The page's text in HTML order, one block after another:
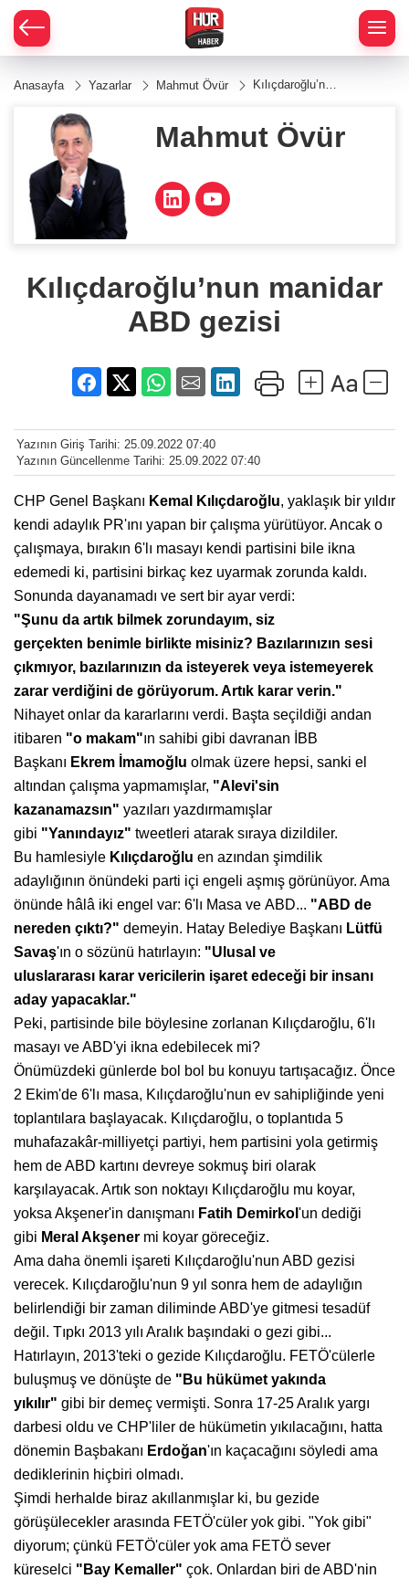
Anasayfa Yazarlar Mahmut Övür
Kılıçdaroğlu’nun
Mahmut Övür
Kılıçdaroğlu’nun manidar
ABD gezisi
Yazının Giriş Tarihi: 25.09.2022 07:40
Yazının Güncellenme Tarihi: 25.09.2022 07:40
CHP Genel Başkanı Kemal Kılıçdaroğlu, yaklaşık bir yıldır
kendi adaylık PR'ını yapan bir çalışma yürütüyor. Ancak o
çalışmaya, bırakın 6'lı masayı kendi partisini bile ikna
edemedi ki, partisini birkaç kez uyarmak zorunda kaldı.
Sonunda dayanamadı ve sert bir ayar verdi:
"Şunu da artık bilmek zorundayım, siz
gerçekten benimle birlikte misiniz? Bazılarınızın sesi
çıkmıyor, bazılarınızın da isteyerek veya istemeyerek
zarar verdiğini de görüyorum. Artık karar verin."
Nihayet onlar da kararlarını verdi. Başta seçildiği andan
itibaren "o makam"ın sahibi gibi davranan İBB
Başkanı Ekrem İmamoğlu olmak üzere hepsi, sanki el
altından çalışma yapmamışlar, "Alevi'sin
kazanamazsın" yazıları yazdırmamışlar
gibi "Yanındayız" tweetleri atarak sıraya dizildiler.
Bu hamlesiyle Kılıçdaroğlu en azından şimdilik
adaylığının önündeki parti içi engeli aşmış görünüyor. Ama
önünde hâlâ iki engel var: 6'lı Masa ve ABD... "ABD de
nereden çıktı?" demeyin. Hatay Belediye Başkanı Lütfü
Savaş'ın o sözünü hatırlayın: "Ulusal ve
uluslararası karar vericilerin işaret edeceği bir insanı
aday yapacaklar."
Peki, partisinde bile böylesine zorlanan Kılıçdaroğlu, 6'lı
masayı ve ABD'yi ikna edebilecek mi?
Önümüzdeki günlerde bol bol bu konuyu tartışacağız. Önce
2 Ekim'de 6'lı masa, Kılıçdaroğlu'nun ev sahipliğinde yeni
toplantılara başlayacak. Kılıçdaroğlu, o toplantıda 5
muhafazakâr-milliyetçi partiyi, hem partisini yola getirmiş
hem de ABD kartını devreye sokmuş biri olarak
karşılayacak. Artık son noktayı Kılıçdaroğlu mu koyar,
yoksa Akşener'in danışmanı Fatih Demirkol 'un dediği
gibi Meral Akşener mi koyar göreceğiz.
Ama daha önemli işareti Kılıçdaroğlu'nun ABD gezisi
verecek. Kılıçdaroğlu'nun 9 yıl sonra hem de adaylığın
belirlendiği bir zaman diliminde ABD'ye gitmesi tesadüf
değil. Tıpkı 2013 yılı Aralık başındaki o gezi gibi...
Hatırlayın, 2013'teki o gezide Kılıçdaroğlu. FETÖ'cülerle
buluşmuş ve dönüşte de "Bu hükümet yakında
yıkılır" gibi bir demeç vermişti. Sonra 17-25 Aralık yargı
darbesi oldu ve CHP'liler de hükümetin yıkılacağını, hatta
dönemin Başbakanı Erdoğan'ın kaçacağını söyledi ama
dediklerinin hiçbiri olmadı.
Şimdi herhalde biraz akıllanmışlar ki, bu gezide
görüşülecekler arasında FETÖ'cüler yok gibi. "Yok gibi"
diyorum; çünkü FETÖ'cüler yok ama FETÖ sever
küreselci "Bay Kemaller" çok. Onlardan biri de ABD'nin